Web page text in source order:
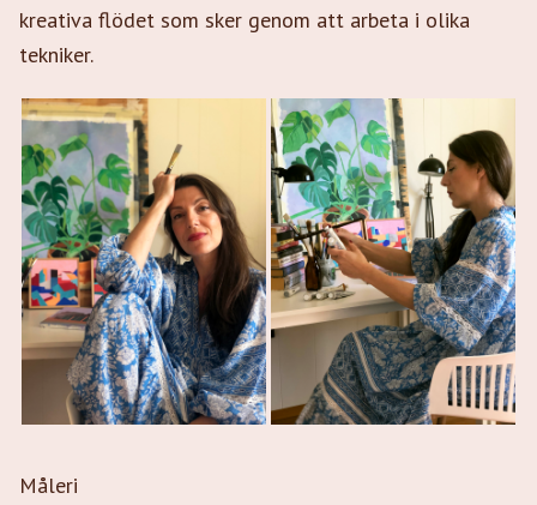
kreativa flödet som sker genom att arbeta i olika
tekniker.
Måleri